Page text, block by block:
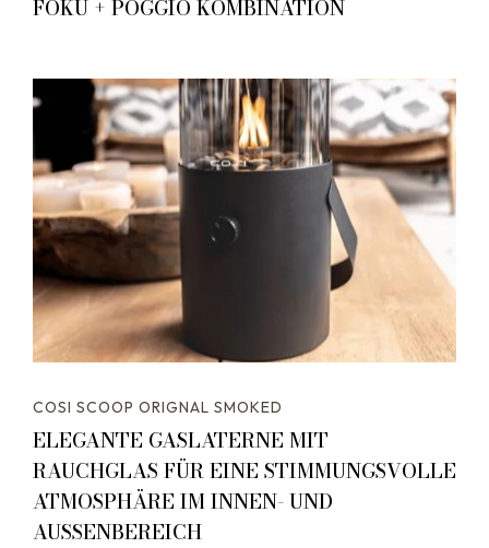
FOKU + POGGIO KOMBINATION
COSI SCOOP ORIGNAL SMOKED
ELEGANTE GASLATERNE MIT
RAUCHGLAS FÜR EINE STIMMUNGSVOLLE
ATMOSPHÄRE IM INNEN- UND
AUSSENBEREICH